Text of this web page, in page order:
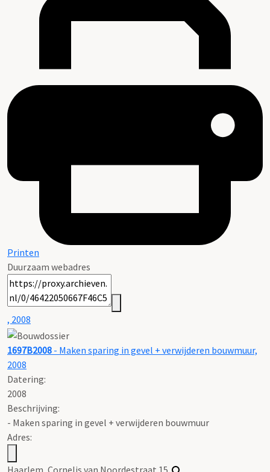
Printen
Duurzaam webadres
, 2008
1697B2008 - Maken sparing in gevel + verwijderen bouwmuur,
2008
Datering:
2008
Beschrijving:
- Maken sparing in gevel + verwijderen bouwmuur
Adres:
Haarlem, Cornelis van Noordestraat 15